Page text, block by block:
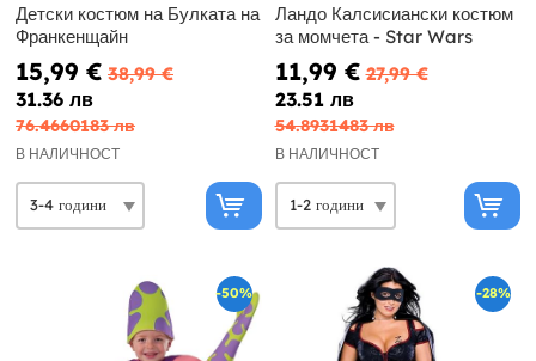
Детски костюм на Булката на
Франкенщайн
15,99 € 38,99 €
31.36 лв
76.4660183 лв
В НАЛИЧНОСТ
Ландо Калсисиански костюм
за момчета - Star Wars
11,99 € 27,99 €
23.51 лв
54.8931483 лв
В НАЛИЧНОСТ
-50% -28%